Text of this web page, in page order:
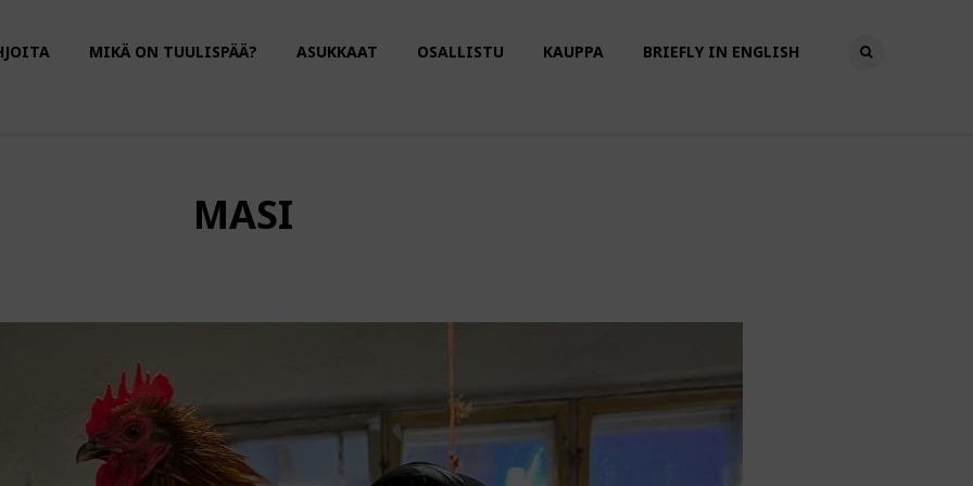
MIKÄ ON TUULISPÄÄ? ASUKKAAT OSALLISTU KAUPPA BRIEFLY IN ENGLISH
MASI